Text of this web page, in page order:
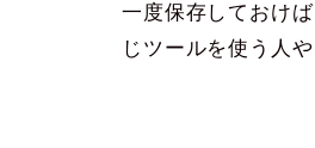
一度保存しておけ
じツールを使う人